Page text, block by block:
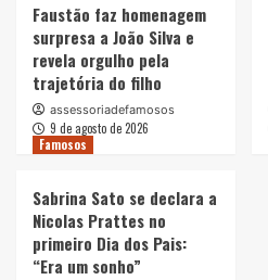
Faustão faz homenagem
surpresa a João Silva e
revela orgulho pela
trajetória do filho
assessoriadefamosos
9 de agosto de 2026
Famosos
Sabrina Sato se declara a
Nicolas Prattes no
primeiro Dia dos Pais:
“Era um sonho”